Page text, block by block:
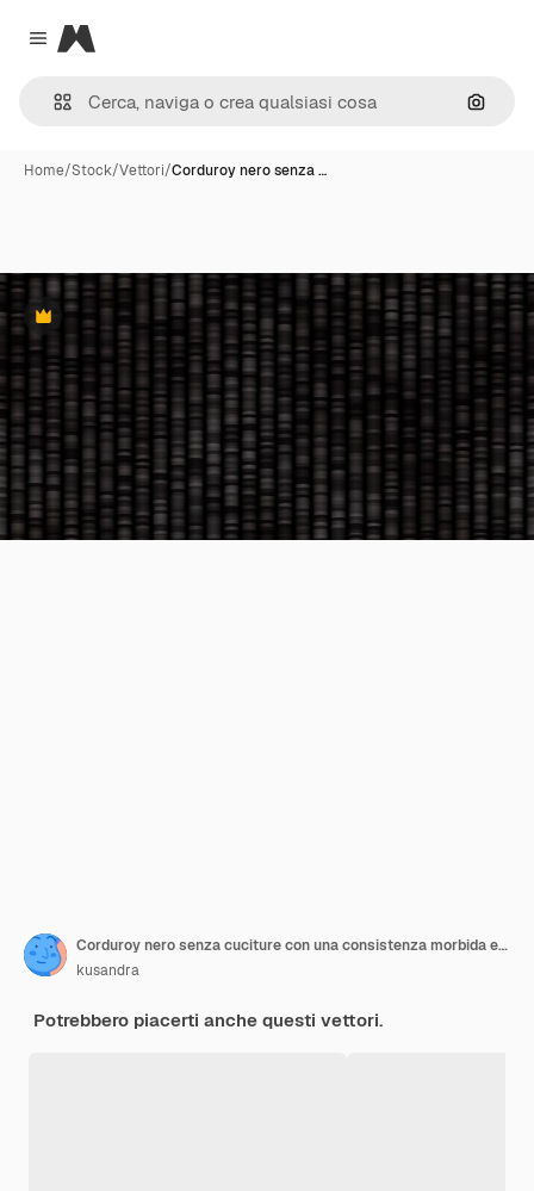
Close menu
Magnific
Cerca
Home/Stock/Vettori/Corduroy nero senza …
Premium
Corduroy nero senza cuciture con una consistenza morbida e granulosa
kusandra
Potrebbero piacerti anche questi vettori.